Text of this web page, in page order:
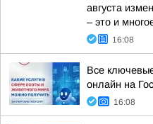
августа
– это и
16:08
Все
онлайн на
16:08